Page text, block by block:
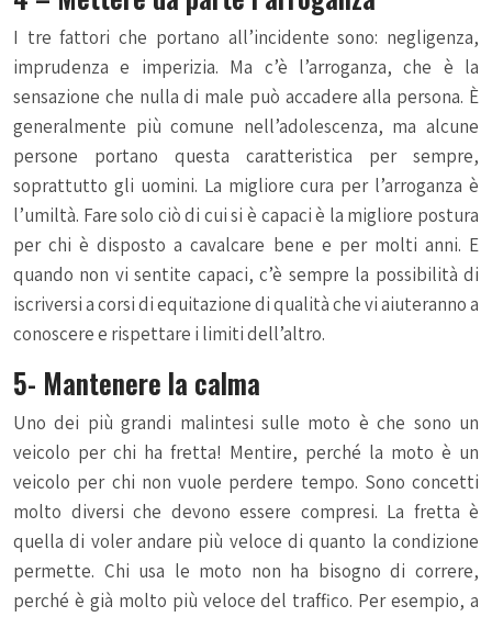
I tre fattori che portano all’incidente sono: negligenza,
imprudenza e imperizia. Ma c’è l’arroganza, che è la
sensazione che nulla di male può accadere alla persona. È
generalmente più comune nell’adolescenza, ma alcune
persone portano questa caratteristica per sempre,
soprattutto gli uomini. La migliore cura per l’arroganza è
l’umiltà. Fare solo ciò di cui si è capaci è la migliore postura
per chi è disposto a cavalcare bene e per molti anni. E
quando non vi sentite capaci, c’è sempre la possibilità di
iscriversi a corsi di equitazione di qualità che vi aiuteranno a
conoscere e rispettare i limiti dell’altro.
5- Mantenere la calma
Uno dei più grandi malintesi sulle moto è che sono un
veicolo per chi ha fretta! Mentire, perché la moto è un
veicolo per chi non vuole perdere tempo. Sono concetti
molto diversi che devono essere compresi. La fretta è
quella di voler andare più veloce di quanto la condizione
permette. Chi usa le moto non ha bisogno di correre,
perché è già molto più veloce del traffico. Per esempio, a